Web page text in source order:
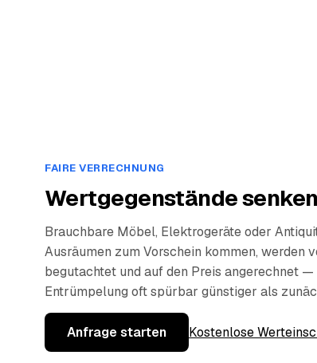
FAIRE VERRECHNUNG
Wertgegenstände
Brauchbare Möbel, Elektrogeräte oder
Ausräumen zum Vorschein kommen, werden
begutachtet und auf den Preis angerechnet —
Entrümpelung oft spürbar günstiger als
Anfrage starten Kostenlose